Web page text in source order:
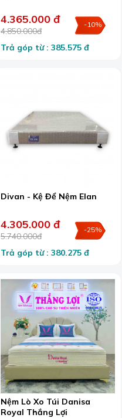
4.365.000 đ
4.850.000đ
-10%
Trả góp từ : 385.575 đ
Divan - Kệ Để Nệm Elan
4.305.000 đ
5.740.000đ
-25%
Trả góp từ : 380.275 đ
Nệm Lò Xo Túi Danisa
Royal Thắng Lợi